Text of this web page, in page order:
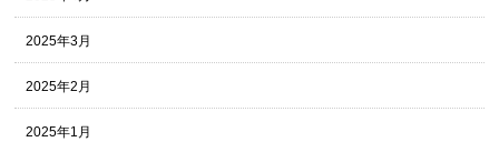
2025年3月
2025年2月
2025年1月